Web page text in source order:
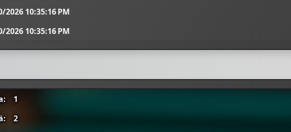
2026 10:35:16 PM
2026 10:35:16 PM
1
2